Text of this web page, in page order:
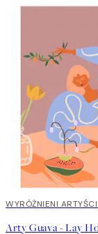
40%*
WYRÓŻNIENI ARTYŚCI